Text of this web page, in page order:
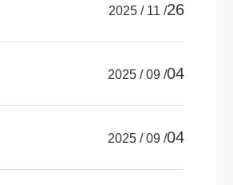
2025 / 11 /26
2025 / 09 /04
2025 / 09 /04